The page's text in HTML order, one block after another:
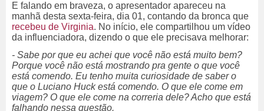
E falando em braveza, o apresentador apareceu na
manhã desta sexta-feira, dia 01, contando da bronca que
recebeu de Virginia. No início, ele compartilhou um vídeo
da influenciadora, dizendo o que ele precisava melhorar:
- Sabe por que eu achei que você não está muito bem?
Porque você não está mostrando pra gente o que você
está comendo. Eu tenho muita curiosidade de saber o
que o Luciano Huck está comendo. O que ele come em
viagem? O que ele come na correria dele? Acho que está
falhando nessa questão.